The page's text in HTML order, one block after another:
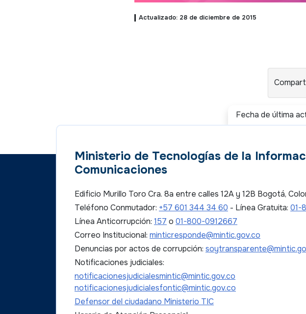
Actualizado: 28 de diciembre de 2015
Fecha de última
Ministerio de Tecnologías de la
Comunicaciones
Edificio Murillo Toro Cra. 8a entre calles 12A y 12B Bogotá,
Teléfono Conmutador: +57 601 344 34 60 - Línea Gratuita: 01-
Línea Anticorrupción: 157 o 01-800-0912667
Correo Institucional: minticresponde@mintic.gov.co
Denuncias por actos de corrupción:
Notificaciones judiciales:
notificacionesjudicialesmintic@mintic.gov.co
notificacionesjudicialesfontic@mintic.gov.co
Defensor del ciudadano Ministerio TIC